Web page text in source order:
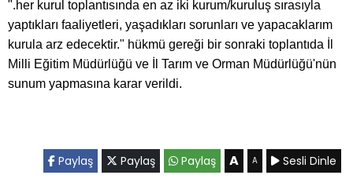
".her kurul toplantısında en az iki kurum/kuruluş sırasıyla
yaptıkları faaliyetleri, yaşadıkları sorunları ve yapacaklarım
kurula arz edecektir." hükmü gereği bir sonraki toplantıda İl
Milli Eğitim Müdürlüğü ve İl Tarım ve Orman Müdürlüğü'nün
sunum yapmasına karar verildi.
Paylaş Paylaş Paylaş A A Sesli Dinle